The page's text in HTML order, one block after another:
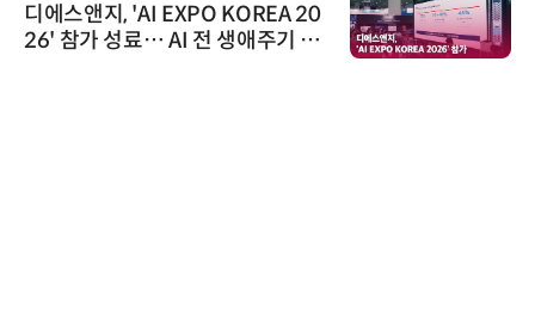
디에스앤지, 'AI EXPO KOREA 20
26' 참가 성료… AI 전 생애주기 아